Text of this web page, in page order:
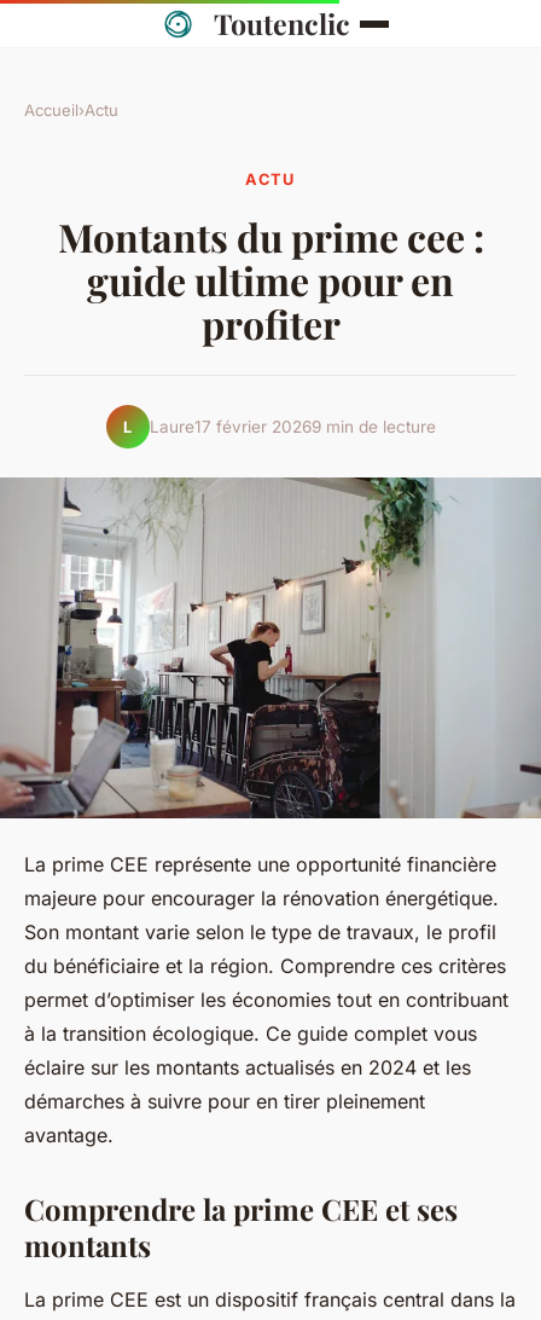
Toutenclic
Accueil›Actu
ACTU
Montants du prime cee :
guide ultime pour en
profiter
L Laure17 février 20269 min de lecture
La prime CEE représente une opportunité financière
majeure pour encourager la rénovation énergétique.
Son montant varie selon le type de travaux, le profil
du bénéficiaire et la région. Comprendre ces critères
permet d’optimiser les économies tout en contribuant
à la transition écologique. Ce guide complet vous
éclaire sur les montants actualisés en 2024 et les
démarches à suivre pour en tirer pleinement
avantage.
Comprendre la prime CEE et ses
montants
La prime CEE est un dispositif français central dans la